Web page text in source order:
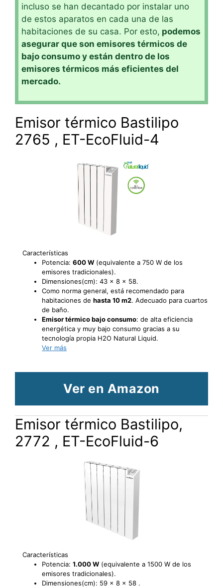
incluso se han decantado por instalar uno
de estos aparatos en cada una de las
habitaciones de su casa. Por esto, podemos
asegurar que son emisores térmicos de
bajo consumo y están dentro de los
emisores térmicos más eficientes del
mercado.
Emisor térmico Bastilipo
2765 , ET-EcoFluid-4
Características
Potencia: 600 W (equivalente a 750 W de los
emisores tradicionales).
Dimensiones(cm): 43 x 8 x 58.
Como norma general, está recomendado para
habitaciones de hasta 10 m2. Adecuado para cuartos
de baño.
Emisor térmico bajo consumo: de alta eficiencia
energética y muy bajo consumo gracias a su
tecnología propia H2O Natural Liquid.
Ver más
Ver en Amazon
Emisor térmico Bastilipo,
2772 , ET-EcoFluid-6
Características
Potencia: 1.000 W (equivalente a 1500 W de los
emisores tradicionales).
Dimensiones(cm): 59 x 8 x 58 .